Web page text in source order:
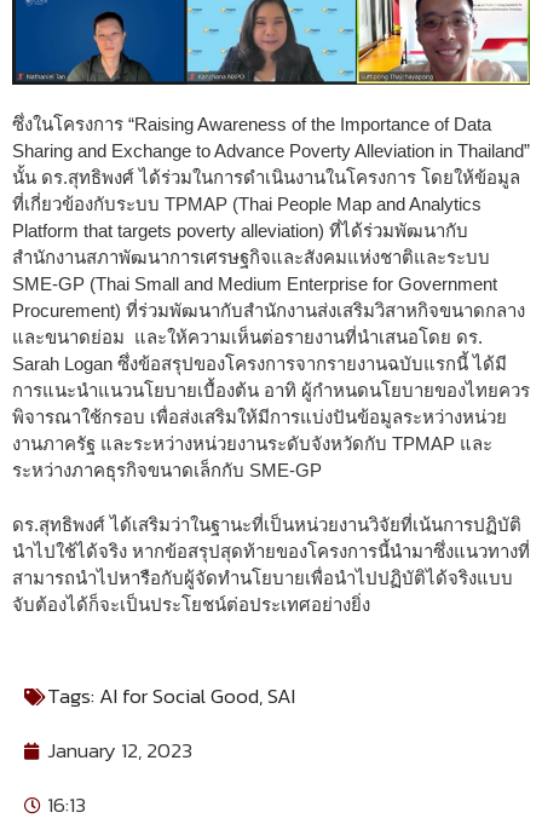
ซึ่งในโครงการ “Raising Awareness of the Importance of Data
Sharing and Exchange to Advance Poverty Alleviation in Thailand”
นั้น ดร.สุทธิพงศ์ ได้ร่วมในการดำเนินงานในโครงการ โดยให้ข้อมูล
ที่เกี่ยวข้องกับระบบ TPMAP (Thai People Map and Analytics
Platform that targets poverty alleviation) ที่ได้ร่วมพัฒนากับ
สำนักงานสภาพัฒนาการเศรษฐกิจและสังคมแห่งชาติและระบบ
SME-GP (Thai Small and Medium Enterprise for Government
Procurement) ที่ร่วมพัฒนากับสำนักงานส่งเสริมวิสาหกิจขนาดกลาง
และขนาดย่อม และให้ความเห็นต่อรายงานที่นำเสนอโดย ดร.
Sarah Logan ซึ่งข้อสรุปของโครงการจากรายงานฉบับแรกนี้ ได้มี
การแนะนำแนวนโยบายเบื้องต้น อาทิ ผู้กำหนดนโยบายของไทยควร
พิจารณาใช้กรอบ เพื่อส่งเสริมให้มีการแบ่งปันข้อมูลระหว่างหน่วย
งานภาครัฐ และระหว่างหน่วยงานระดับจังหวัดกับ TPMAP และ
ระหว่างภาคธุรกิจขนาดเล็กกับ SME-GP
ดร.สุทธิพงศ์ ได้เสริมว่าในฐานะที่เป็นหน่วยงานวิจัยที่เน้นการปฏิบัติ
นำไปใช้ได้จริง หากข้อสรุปสุดท้ายของโครงการนี้นำมาซึ่งแนวทางที่
สามารถนำไปหารือกับผู้จัดทำนโยบายเพื่อนำไปปฏิบัติได้จริงแบบ
จับต้องได้ก็จะเป็นประโยชน์ต่อประเทศอย่างยิ่ง
Tags:AI for Social Good,SAI
January 12, 2023
16:13